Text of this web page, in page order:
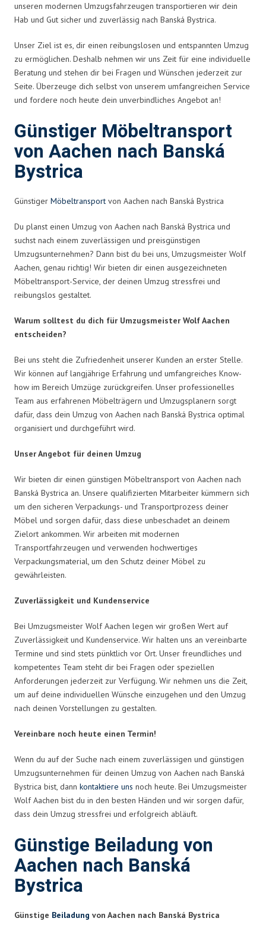
unseren modernen Umzugsfahrzeugen transportieren wir dein
Hab und Gut sicher und zuverlässig nach Banská Bystrica.
Unser Ziel ist es, dir einen reibungslosen und entspannten Umzug
zu ermöglichen. Deshalb nehmen wir uns Zeit für eine individuelle
Beratung und stehen dir bei Fragen und Wünschen jederzeit zur
Seite. Überzeuge dich selbst von unserem umfangreichen Service
und fordere noch heute dein unverbindliches Angebot an!
Günstiger Möbeltransport
von Aachen nach Banská
Bystrica
Günstiger Möbeltransport von Aachen nach Banská Bystrica
Du planst einen Umzug von Aachen nach Banská Bystrica und
suchst nach einem zuverlässigen und preisgünstigen
Umzugsunternehmen? Dann bist du bei uns, Umzugsmeister Wolf
Aachen, genau richtig! Wir bieten dir einen ausgezeichneten
Möbeltransport-Service, der deinen Umzug stressfrei und
reibungslos gestaltet.
Warum solltest du dich für Umzugsmeister Wolf Aachen
entscheiden?
Bei uns steht die Zufriedenheit unserer Kunden an erster Stelle.
Wir können auf langjährige Erfahrung und umfangreiches Know-
how im Bereich Umzüge zurückgreifen. Unser professionelles
Team aus erfahrenen Möbelträgern und Umzugsplanern sorgt
dafür, dass dein Umzug von Aachen nach Banská Bystrica optimal
organisiert und durchgeführt wird.
Unser Angebot für deinen Umzug
Wir bieten dir einen günstigen Möbeltransport von Aachen nach
Banská Bystrica an. Unsere qualifizierten Mitarbeiter kümmern sich
um den sicheren Verpackungs- und Transportprozess deiner
Möbel und sorgen dafür, dass diese unbeschadet an deinem
Zielort ankommen. Wir arbeiten mit modernen
Transportfahrzeugen und verwenden hochwertiges
Verpackungsmaterial, um den Schutz deiner Möbel zu
gewährleisten.
Zuverlässigkeit und Kundenservice
Bei Umzugsmeister Wolf Aachen legen wir großen Wert auf
Zuverlässigkeit und Kundenservice. Wir halten uns an vereinbarte
Termine und sind stets pünktlich vor Ort. Unser freundliches und
kompetentes Team steht dir bei Fragen oder speziellen
Anforderungen jederzeit zur Verfügung. Wir nehmen uns die Zeit,
um auf deine individuellen Wünsche einzugehen und den Umzug
nach deinen Vorstellungen zu gestalten.
Vereinbare noch heute einen Termin!
Wenn du auf der Suche nach einem zuverlässigen und günstigen
Umzugsunternehmen für deinen Umzug von Aachen nach Banská
Bystrica bist, dann kontaktiere uns noch heute. Bei Umzugsmeister
Wolf Aachen bist du in den besten Händen und wir sorgen dafür,
dass dein Umzug stressfrei und erfolgreich abläuft.
Günstige Beiladung von
Aachen nach Banská
Bystrica
Günstige Beiladung von Aachen nach Banská Bystrica